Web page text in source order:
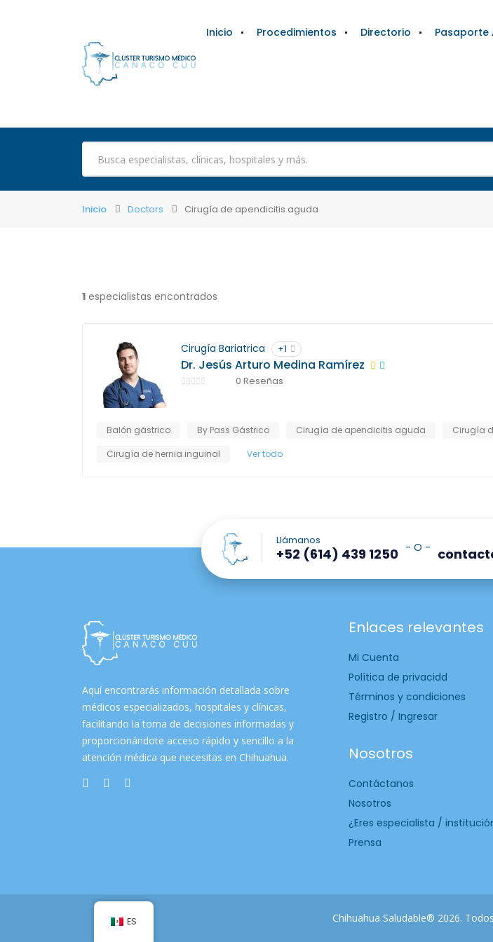
Inicio Procedimientos Directorio Pasaporte
Inicio Doctors Cirugía de apendicitis aguda
1 especialistas encontrados
Cirugía Bariatrica +1
Dr. Jesús Arturo Medina Ramírez
0 Reseñas
Balón gástrico By Pass Gástrico Cirugía de apendicitis aguda
Cirugía
Cirugía de hernia inguinal
Ver todo
Llámanos
+52 (614) 439 1250 - O -
Aquí encontrarás información detallada sobre
médicos especializados, hospitales y clínicas,
facilitando la toma de decisiones informadas y
proporcionándote acceso rápido y sencillo a la
atención médica que necesitas en Chihuahua.
Enlaces relevantes
Mi Cuenta
Política de privacidd
Términos y condiciones
Registro / Ingresar
Nosotros
Contáctanos
Nosotros
¿Eres especialista /
Prensa
Chihuahua Saludable® 2026.
ES